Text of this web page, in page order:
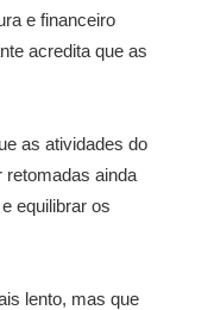
e financeiro
acredita que as
as atividades do
ainda
equilibrar os
lento, mas que